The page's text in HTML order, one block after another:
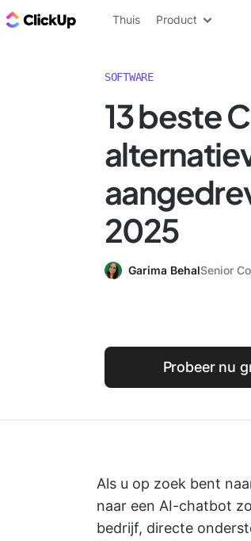
ClickUp Blog
Thuis Product
SOFTWARE
13 beste
2025
Garima BehalSenior
Probeer nu
Als u op zoek bent
naar een AI-chatbot
bedrijf, directe